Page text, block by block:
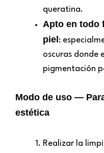
queratina.
Apto en todo
piel:
oscuras donde
pigmentación
Modo de uso —
estética
Realizar la